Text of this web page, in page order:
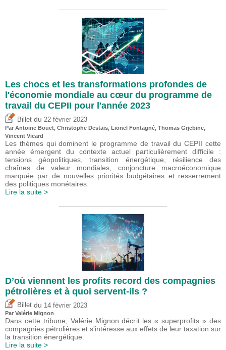
Les chocs et les transformations profondes de
l'économie mondiale au cœur du programme de
travail du CEPII pour l'année 2023
Billet du 22 février 2023
Par Antoine Bouët, Christophe Destais, Lionel Fontagné, Thomas Grjebine,
Vincent Vicard
Les thèmes qui dominent le programme de travail du CEPII cette
année émergent du contexte actuel particulièrement difficile :
tensions géopolitiques, transition énergétique, résilience des
chaînes de valeur mondiales, conjoncture macroéconomique
marquée par de nouvelles priorités budgétaires et resserrement
des politiques monétaires.
Lire la suite >
D’où viennent les profits record des compagnies
pétrolières et à quoi servent-ils ?
Billet du 14 février 2023
Par Valérie Mignon
Dans cette tribune, Valérie Mignon décrit les « superprofits » des
compagnies pétrolières et s'intéresse aux effets de leur taxation sur
la transition énergétique.
Lire la suite >